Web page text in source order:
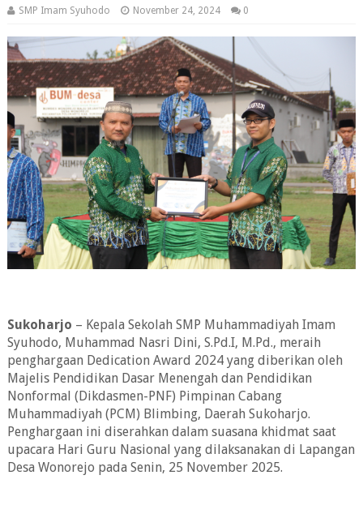
SMP Imam Syuhodo November 24, 2024 0
Sukoharjo – Kepala Sekolah SMP Muhammadiyah Imam
Syuhodo, Muhammad Nasri Dini, S.Pd.I, M.Pd., meraih
penghargaan Dedication Award 2024 yang diberikan oleh
Majelis Pendidikan Dasar Menengah dan Pendidikan
Nonformal (Dikdasmen-PNF) Pimpinan Cabang
Muhammadiyah (PCM) Blimbing, Daerah Sukoharjo.
Penghargaan ini diserahkan dalam suasana khidmat saat
upacara Hari Guru Nasional yang dilaksanakan di Lapangan
Desa Wonorejo pada Senin, 25 November 2025.